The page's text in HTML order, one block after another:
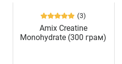
(3)
Amix Creatine
Monohydrate (300 грам)